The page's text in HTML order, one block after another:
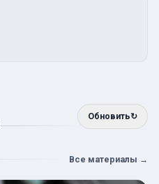
Обновить↻
Все материалы →